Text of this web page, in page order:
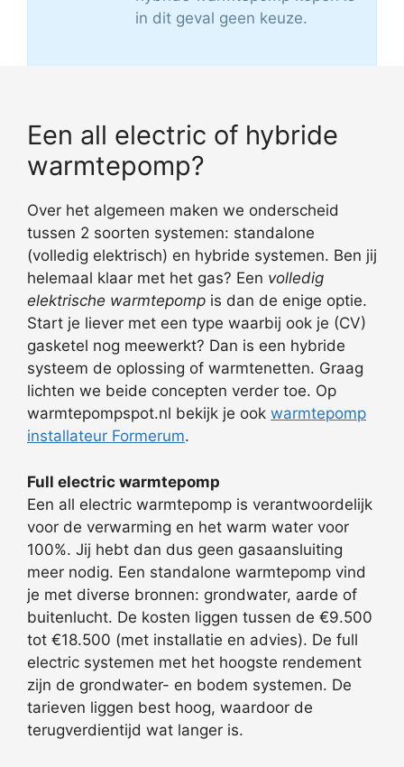
in dit geval geen keuze.
Een all electric of hybride
warmtepomp?
Over het algemeen maken we onderscheid
tussen 2 soorten systemen: standalone
(volledig elektrisch) en hybride systemen. Ben jij
helemaal klaar met het gas? Een volledig
elektrische warmtepomp is dan de enige optie.
Start je liever met een type waarbij ook je (CV)
gasketel nog meewerkt? Dan is een hybride
systeem de oplossing of warmtenetten. Graag
lichten we beide concepten verder toe. Op
warmtepompspot.nl bekijk je ook warmtepomp
installateur Formerum.
Full electric warmtepomp
Een all electric warmtepomp is verantwoordelijk
voor de verwarming en het warm water voor
100%. Jij hebt dan dus geen gasaansluiting
meer nodig. Een standalone warmtepomp vind
je met diverse bronnen: grondwater, aarde of
buitenlucht. De kosten liggen tussen de €9.500
tot €18.500 (met installatie en advies). De full
electric systemen met het hoogste rendement
zijn de grondwater- en bodem systemen. De
tarieven liggen best hoog, waardoor de
terugverdientijd wat langer is.